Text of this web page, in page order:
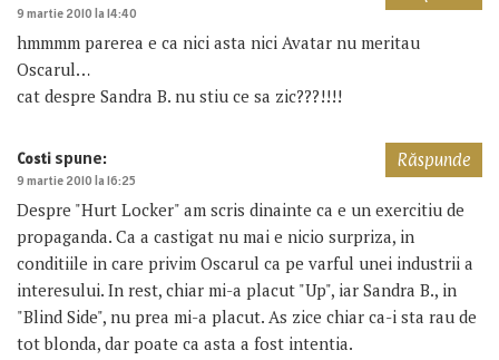
9 martie 2010 la 14:40
hmmmm parerea e ca nici asta nici Avatar nu meritau
Oscarul…
cat despre Sandra B. nu stiu ce sa zic???!!!!
Costi spune:
9 martie 2010 la 16:25
Despre "Hurt Locker" am scris dinainte ca e un exercitiu de
propaganda. Ca a castigat nu mai e nicio surpriza, in
conditiile in care privim Oscarul ca pe varful unei industrii a
interesului. In rest, chiar mi-a placut "Up", iar Sandra B., in
"Blind Side", nu prea mi-a placut. As zice chiar ca-i sta rau de
tot blonda, dar poate ca asta a fost intentia.
Răspunde